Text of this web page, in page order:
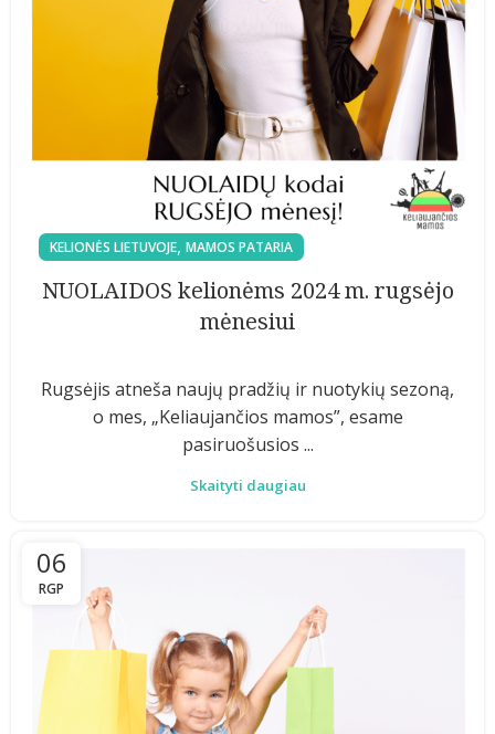
KELIONĖS LIETUVOJE, MAMOS PATARIA
NUOLAIDOS kelionėms 2024 m. rugsėjo
mėnesiui
Rugsėjis atneša naujų pradžių ir nuotykių sezoną,
o mes, „Keliaujančios mamos”, esame
pasiruošusios ...
Skaityti daugiau
06
RGP